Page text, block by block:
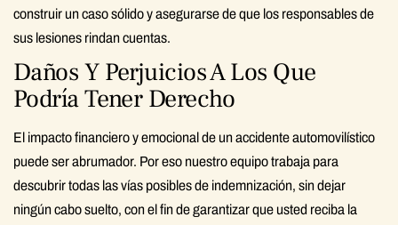
construir un caso sólido y asegurarse de que los responsables de
sus lesiones rindan cuentas.
Daños Y Perjuicios A Los Que
Podría Tener Derecho
El impacto financiero y emocional de un accidente automovilístico
puede ser abrumador. Por eso nuestro equipo trabaja para
descubrir todas las vías posibles de indemnización, sin dejar
ningún cabo suelto, con el fin de garantizar que usted reciba la